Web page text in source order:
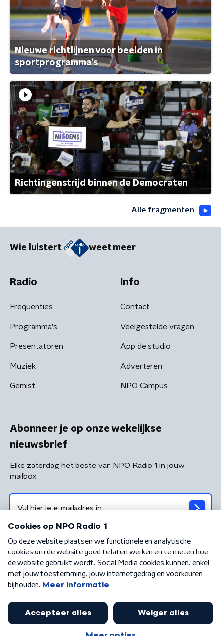
Nieuwe richtlijnen voor beelden in
sportprogramma's
Richtingenstrijd binnen de Democraten
Alle fragmenten
Wie luistert weet meer
Radio
Frequenties
Programma's
Presentatoren
Muziek
Gemist
Info
Contact
Veelgestelde vragen
App de studio
Adverteren
NPO Campus
Abonneer je op onze wekelijkse
nieuwsbrief
Elke zaterdag het beste van NPO Radio 1 in jouw
mailbox
Algemene voorwaarden